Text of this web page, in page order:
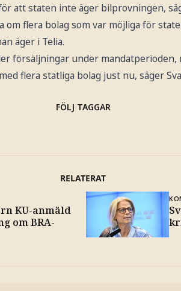
att staten inte äger bilprovningen,
flera bolag som var möjliga för
äger i Telia.
försäljningar under mandatperioden,
flera statliga bolag just nu, säger
FÖLJ TAGGAR
RELATERAT
KU-anmäld
om BRA-